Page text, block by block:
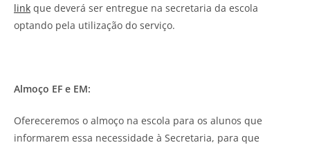
link que deverá ser entregue na secretaria da escola
optando pela utilização do serviço.
Almoço EF e EM:
Ofereceremos o almoço na escola para os alunos que
informarem essa necessidade à Secretaria, para que